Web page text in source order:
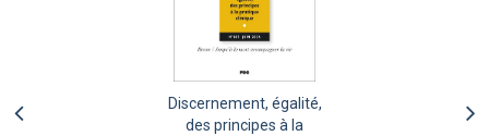
Discernement, égalité,
des principes à la